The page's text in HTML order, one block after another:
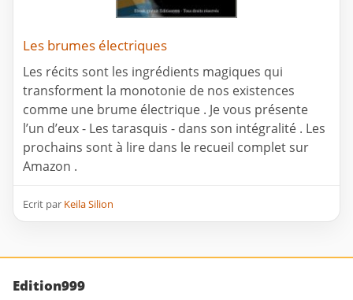
Les brumes électriques
Les récits sont les ingrédients magiques qui
transforment la monotonie de nos existences
comme une brume électrique . Je vous présente
l’un d’eux - Les tarasquis - dans son intégralité . Les
prochains sont à lire dans le recueil complet sur
Amazon .
Ecrit par Keila Silion
Edition999